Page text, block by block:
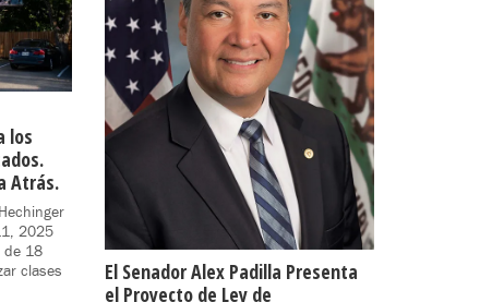
los
Atrás.
2025
de 18
clases
El Senador Alex Padilla Presenta
el Proyecto de Ley de